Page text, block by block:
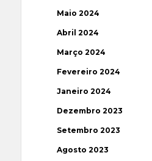
Maio 2024
Abril 2024
Março 2024
Fevereiro 2024
Janeiro 2024
Dezembro 2023
Setembro 2023
Agosto 2023